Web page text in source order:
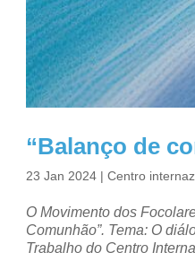
“Balanço de
23 Jan 2024 |Centro
O Movimento dos
Comunhão”. Tema: O
Trabalho do Centro